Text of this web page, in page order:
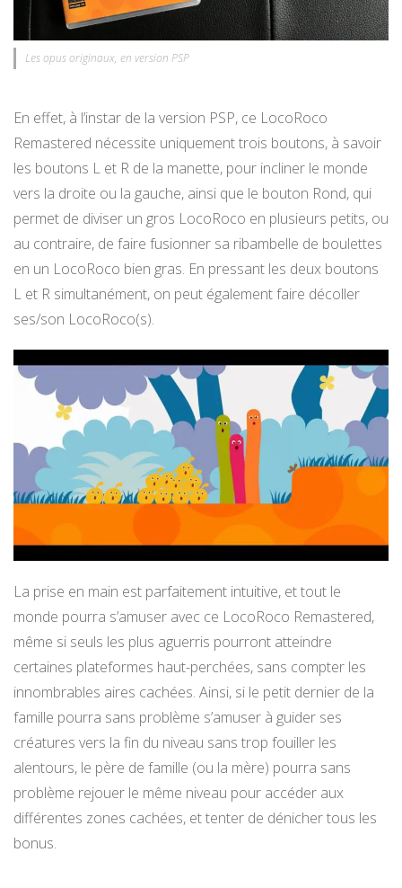
Les opus originaux, en version PSP
En effet, à l’instar de la version PSP, ce LocoRoco
Remastered nécessite uniquement trois boutons, à savoir
les boutons L et R de la manette, pour incliner le monde
vers la droite ou la gauche, ainsi que le bouton Rond, qui
permet de diviser un gros LocoRoco en plusieurs petits, ou
au contraire, de faire fusionner sa ribambelle de boulettes
en un LocoRoco bien gras. En pressant les deux boutons
L et R simultanément, on peut également faire décoller
ses/son LocoRoco(s).
La prise en main est parfaitement intuitive, et tout le
monde pourra s’amuser avec ce LocoRoco Remastered,
même si seuls les plus aguerris pourront atteindre
certaines plateformes haut-perchées, sans compter les
innombrables aires cachées. Ainsi, si le petit dernier de la
famille pourra sans problème s’amuser à guider ses
créatures vers la fin du niveau sans trop fouiller les
alentours, le père de famille (ou la mère) pourra sans
problème rejouer le même niveau pour accéder aux
différentes zones cachées, et tenter de dénicher tous les
bonus.